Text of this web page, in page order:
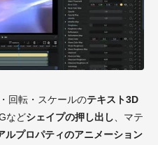
回転・スケールのテキスト3D
などシェイプの押し出し 、マテ
ルプロパティのアニメーション